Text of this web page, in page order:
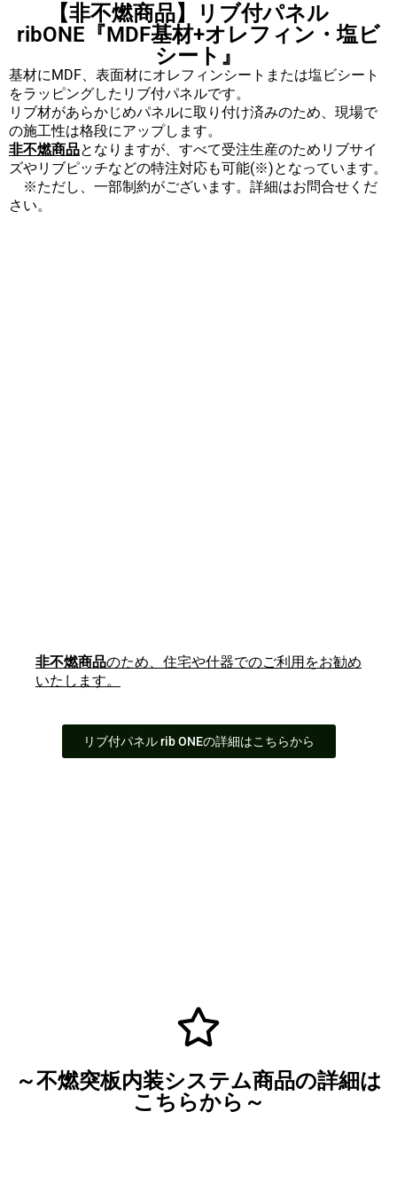
【非不燃商品】リブ付パネル
ribONE『MDF基材+オレフィン・塩ビ
シート』
基材にMDF、表面材にオレフィンシートまたは塩ビシート
をラッピングしたリブ付パネルです。
リブ材があらかじめパネルに取り付け済みのため、現場で
の施工性は格段にアップします。
非不燃商品となりますが、すべて受注生産のためリブサイ
ズやリブピッチなどの特注対応も可能(※)となっています。
※ただし、一部制約がございます。詳細はお問合せくだ
さい。
非不燃商品のため、住宅や什器でのご利用をお勧め
いたします。
リブ付パネル rib ONEの詳細はこちらから
～不燃突板内装システム商品の詳細は
こちらから～